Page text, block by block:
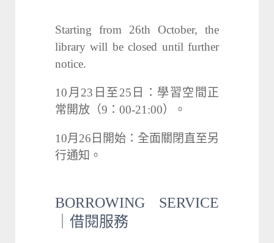
Starting from 26th October, the
library will be closed until further
notice.
10月23日至25日：學習空間正
常開放（9：00-21:00）。
10月26日開始：全面關閉直至另
行通知。
BORROWING SERVICE
｜借閱服務